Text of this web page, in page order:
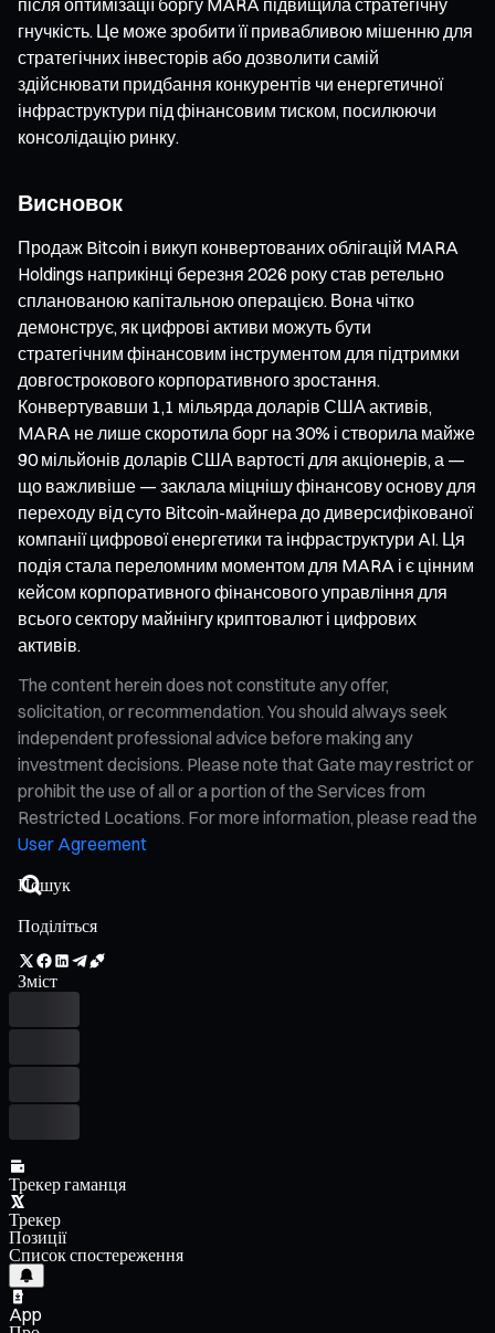
гнучкість. Це може зробити її привабливою мішенню для
стратегічних інвесторів або дозволити самій
здійснювати придбання конкурентів чи енергетичної
інфраструктури під фінансовим тиском, посилюючи
консолідацію ринку.
Висновок
Продаж Bitcoin і викуп конвертованих облігацій MARA
Holdings наприкінці березня 2026 року став ретельно
спланованою капітальною операцією. Вона чітко
демонструє, як цифрові активи можуть бути
стратегічним фінансовим інструментом для підтримки
довгострокового корпоративного зростання.
Конвертувавши 1,1 мільярда доларів США активів,
MARA не лише скоротила борг на 30% і створила майже
90 мільйонів доларів США вартості для акціонерів, а —
що важливіше — заклала міцнішу фінансову основу для
переходу від суто Bitcoin-майнера до диверсифікованої
компанії цифрової енергетики та інфраструктури AI. Ця
подія стала переломним моментом для MARA і є цінним
кейсом корпоративного фінансового управління для
всього сектору майнінгу криптовалют і цифрових
активів.
The content herein does not constitute any offer,
solicitation, or recommendation. You should always seek
independent professional advice before making any
investment decisions. Please note that Gate may restrict or
prohibit the use of all or a portion of the Services from
Restricted Locations. For more information, please read the
User Agreement
Поділіться
Зміст
Трекер гаманця
Трекер
Позиції
Список спостереження
App